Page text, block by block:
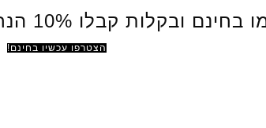
ובקלות קבלו 10% הנחה על כל הזמנה באתר.
הצטרפו עכשיו בחינם!